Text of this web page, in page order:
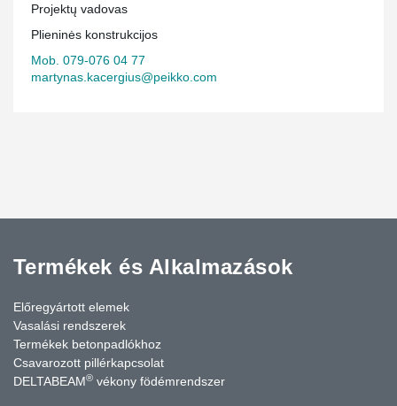
Projektų vadovas
Plieninės konstrukcijos
Mob. 079-076 04 77
martynas.kacergius@peikko.com
Termékek és Alkalmazások
Előregyártott elemek
Vasalási rendszerek
Termékek betonpadlókhoz
Csavarozott pillérkapcsolat
DELTABEAM® vékony födémrendszer